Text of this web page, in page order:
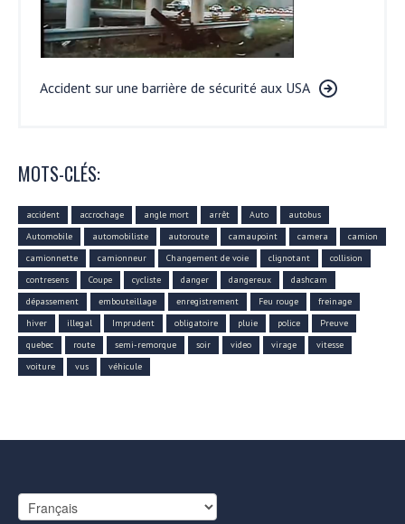
Accident sur une barrière de sécurité aux USA
MOTS-CLÉS:
accident accrochage angle mort arrêt Auto
autobus
Automobile
automobiliste autoroute camaupoint camera
camion
camionnette
camionneur Changement de voie clignotant
collision
contresens
Coupe cycliste danger dangereux
dashcam
dépassement
embouteillage enregistrement Feu rouge
freinage
hiver
illegal Imprudent obligatoire pluie police
Preuve
quebec
route semi-remorque soir video virage
vitesse
voiture
vus véhicule
Choisir
une